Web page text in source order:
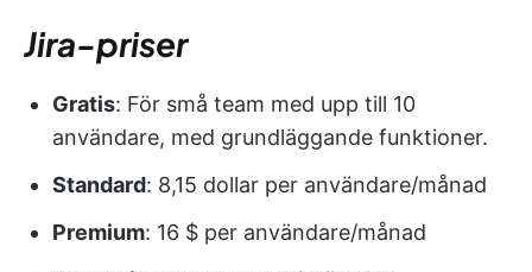
Jira-priser
Gratis: För små team med upp till 10
användare, med grundläggande funktioner.
Standard: 8,15 dollar per användare/månad
Premium: 16 $ per användare/månad